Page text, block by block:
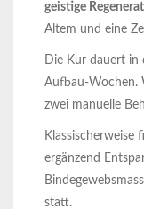
geistige
Altem und eine
Die Kur dauert in
Aufbau-Wochen.
zwei manuelle
Klassischerweise
ergänzend
statt.